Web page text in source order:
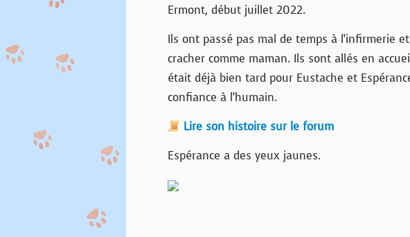
Ermont, début juillet 2022.
Ils ont passé pas mal de temps à l’infirmerie
cracher comme maman. Ils sont allés en
était déjà bien tard pour Eustache et
confiance à l’humain.
Lire son histoire sur le forum
Espérance a des yeux jaunes.